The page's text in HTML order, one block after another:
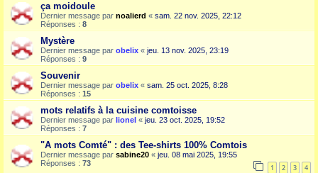
ça moidoule
Dernier message par noalierd « sam. 22 nov. 2025, 22:12
Réponses : 8
Mystère
Dernier message par obelix « jeu. 13 nov. 2025, 23:19
Réponses : 9
Souvenir
Dernier message par obelix « sam. 25 oct. 2025, 8:28
Réponses : 15
mots relatifs à la cuisine comtoisse
Dernier message par lionel « jeu. 23 oct. 2025, 19:52
Réponses : 7
"A mots Comté" : des Tee-shirts 100% Comtois
Dernier message par sabine20 « jeu. 08 mai 2025, 19:55
Réponses : 73 1 2 3 4